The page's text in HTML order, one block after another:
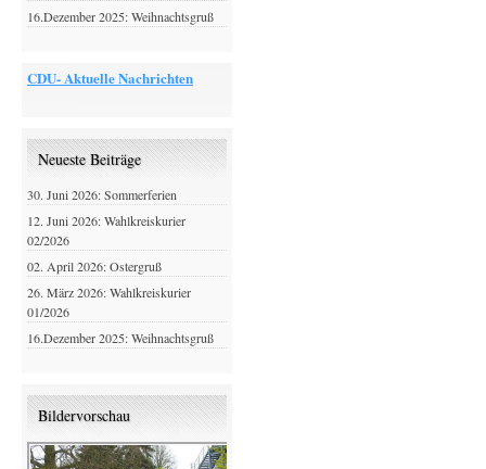
16.Dezember 2025: Weihnachtsgruß
CDU- Aktuelle Nachrichten
Neueste Beiträge
30. Juni 2026: Sommerferien
12. Juni 2026: Wahlkreiskurier
02/2026
02. April 2026: Ostergruß
26. März 2026: Wahlkreiskurier
01/2026
16.Dezember 2025: Weihnachtsgruß
Bildervorschau